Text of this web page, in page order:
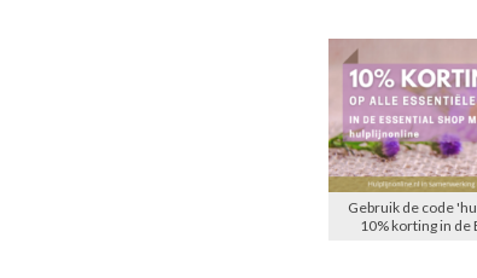
Gebruik de code
10% korting in de